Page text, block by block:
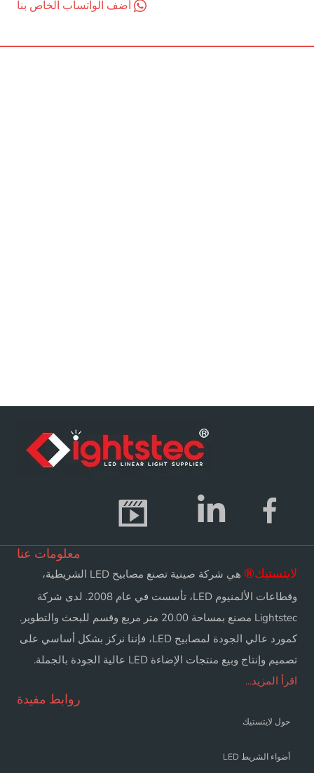
أضف الواتساب الخاص بنا
معلومات عنا
لايتستيك®
هي شركة صينية تصنع مصابيح LED الشريطية،
وقطاعات الألمنيوم LED، تأسست في عام 2008. لدى شركة
Lightstec مصنع بمساحة 20.00 متر مربع وقسم للبحث والتطوير.
كمورد عالي الجودة لمصابيح LED، فإننا نركز بشكل أساسي على
تصميم وإنتاج وبيع منتجات الإضاءة LED عالية الجودة بالجملة.
اقرأ المزيد...
روابط مفيدة
حول لايتستيك
أضواء الشريط LED